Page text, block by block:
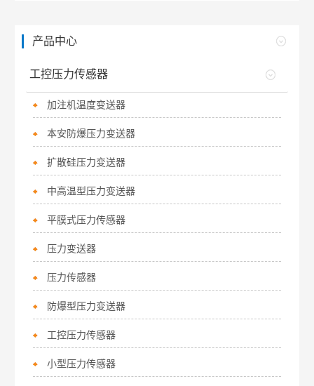
产品中心
工控压力传感器
加注机温度变送器
本安防爆压力变送器
扩散硅压力变送器
中高温型压力变送器
平膜式压力传感器
压力变送器
压力传感器
防爆型压力变送器
工控压力传感器
小型压力传感器